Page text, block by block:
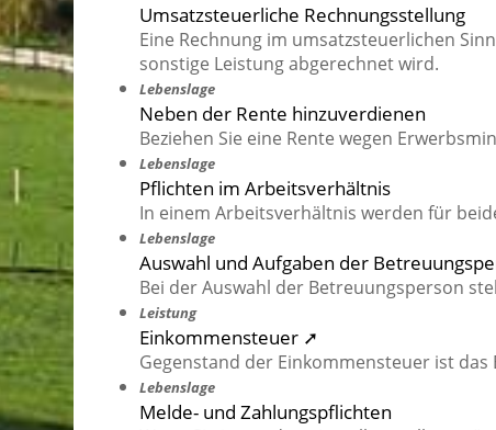
Umsatzsteuerliche Rechnungsstellung
Eine Rechnung im umsatzsteuerlichen
sonstige Leistung abgerechnet wird.
Lebenslage
Neben der Rente hinzuverdienen
Beziehen Sie eine Rente wegen
Lebenslage
Pflichten im Arbeitsverhältnis
In einem Arbeitsverhältnis werden für
Lebenslage
Auswahl und Aufgaben der
Bei der Auswahl der Betreuungsperson
Leistung
Einkommensteuer ➚
Gegenstand der Einkommensteuer ist
Lebenslage
Melde- und Zahlungspflichten